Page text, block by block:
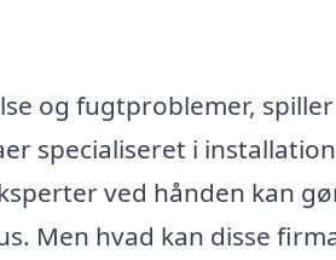
og fugtproblemer,
specialiseret i
ved hånden kan
Men hvad kan disse